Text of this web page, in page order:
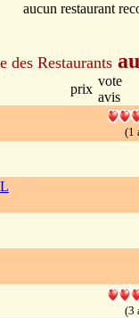
aucun restaurant
des Restaurants
prix
vote
avis
(1
(3